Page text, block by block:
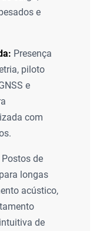
e
Presença
piloto
e
com
Postos de
longas
acústico,
de